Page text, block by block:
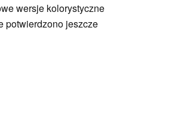
wersje kolorystyczne
potwierdzono jeszcze